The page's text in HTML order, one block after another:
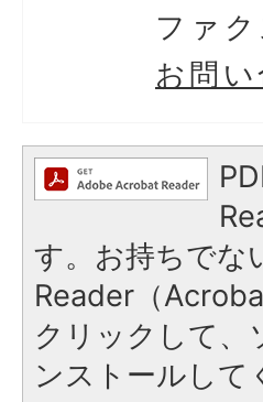
ファク
お問
す。お持ちでな
Reader（
クリックして、
ンストールして